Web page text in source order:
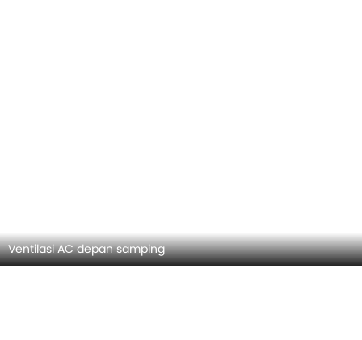
Ventilasi AC depan samping